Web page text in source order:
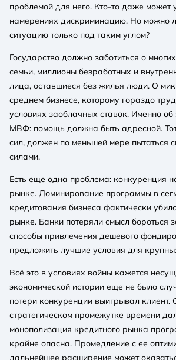
проблемой для него. Кто-то даже может
намерениях дискриминацию. Но можно
ситуацию только под таким углом?
Государство должно заботиться о
семьи, миллионы безработных и
лица, оставшиеся без жилья люди. О
среднем бизнесе, которому гораздо
условиях заоблачных ставок. Именно об
МВФ: помощь должна быть адресной.
сил, должен по меньшей мере пытаться
силами.
Есть еще одна проблема: конкуренция
рынке. Доминирование программы в
кредитования бизнеса фактически
рынке. Банки потеряли смысл бороться
способы привлечения дешевого
предложить лучшие условия для
Всё это в условиях войны кажется
экономической истории еще не было
потери конкуренции выигрывал клиент.
стратегическом промежутке времени
монополизация кредитного рынка
крайне опасна. Промедление с ее
дальнейшее расширение может